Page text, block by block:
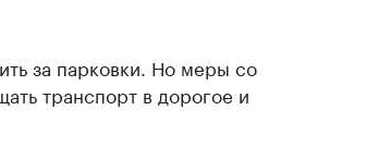
за парковки. Но меры со
транспорт в дорогое и